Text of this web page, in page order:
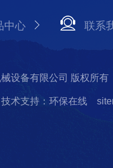
中心 联系
设备有限公司 版权所有
技术支持：环保在线